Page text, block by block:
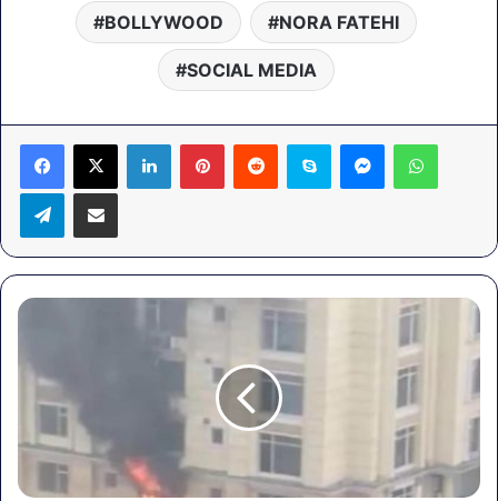
BOLLYWOOD NORA FATEHI
SOCIAL MEDIA
LinkedInPinterestReddit Skype Messenger
TelegramShare via Email